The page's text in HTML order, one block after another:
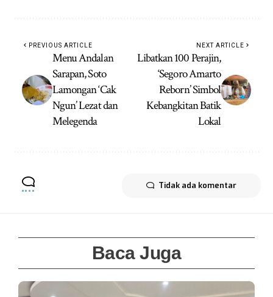
PREVIOUS ARTICLE
Menu Andalan
Sarapan, Soto
Lamongan ‘Cak
Ngun’ Lezat dan
Melegenda
NEXT ARTICLE
Libatkan 100 Perajin,
‘Segoro Amarto
Reborn’ Simbol
Kebangkitan Batik
Lokal
Tidak ada komentar
Baca Juga